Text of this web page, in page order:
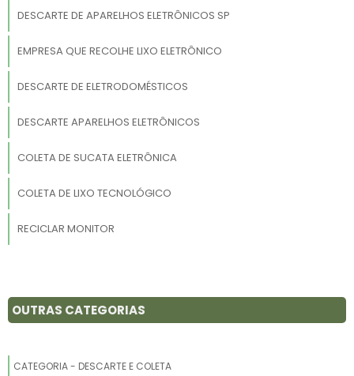
DESCARTE DE APARELHOS ELETRÔNICOS SP
EMPRESA QUE RECOLHE LIXO ELETRÔNICO
DESCARTE DE ELETRODOMÉSTICOS
DESCARTE APARELHOS ELETRÔNICOS
COLETA DE SUCATA ELETRÔNICA
COLETA DE LIXO TECNOLÓGICO
RECICLAR MONITOR
EMPRESA DE SUCATA ELETRÔNICA
EMPRESA DE RECICLAGEM DE PRODUTOS ELETRÔNICOS
OUTRAS CATEGORIAS
CATEGORIA - DESCARTE E COLETA